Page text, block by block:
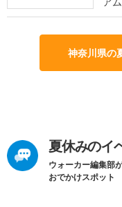
神奈川県の
夏休みのイ
ウォーカー編集部
おでかけスポット